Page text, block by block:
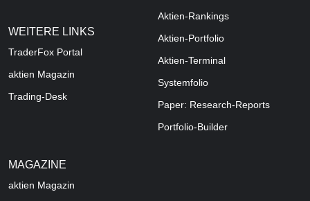
WEITERE LINKS
TraderFox Portal
aktien Magazin
Trading-Desk
Aktien-Rankings
Aktien-Portfolio
Aktien-Terminal
Systemfolio
Paper: Research-Reports
Portfolio-Builder
MAGAZINE
aktien Magazin